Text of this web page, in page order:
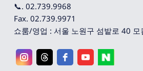
📞. 02.739.9968
Fax. 02.739.9971
쇼룸/영업 : 서울 노원구 섬밭로 40 모